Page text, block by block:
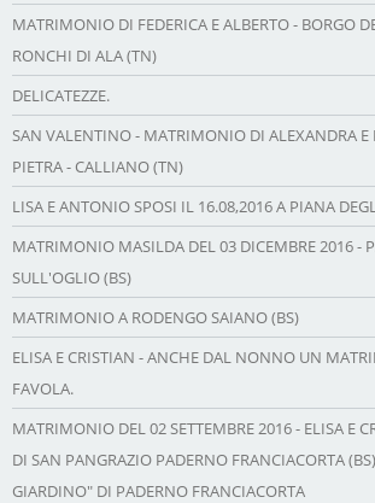
MATRIMONIO DI FEDERICA E ALBERTO - BORGO
RONCHI DI ALA (TN)
DELICATEZZE.
SAN VALENTINO - MATRIMONIO DI ALEXANDRA E
PIETRA - CALLIANO (TN)
LISA E ANTONIO SPOSI IL 16.08,2016 A PIANA
MATRIMONIO MASILDA DEL 03 DICEMBRE 2016 -
SULL'OGLIO (BS)
MATRIMONIO A RODENGO SAIANO (BS)
ELISA E CRISTIAN - ANCHE DAL NONNO UN
FAVOLA.
MATRIMONIO DEL 02 SETTEMBRE 2016 - ELISA E
DI SAN PANGRAZIO PADERNO FRANCIACORTA
GIARDINO" DI PADERNO FRANCIACORTA